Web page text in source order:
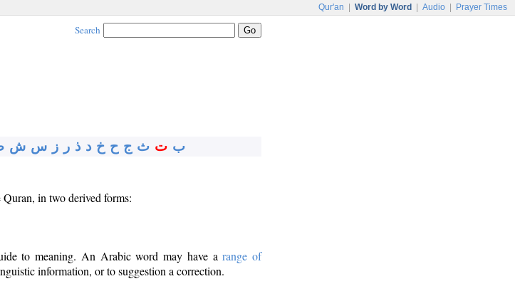
Qur'an Word by Word Audio Prayer Times
Search
ب ت ث ج ح خ د ذ ر ز س ش
in two derived forms:
to meaning. An Arabic word may have arange of
information, or to suggestion a correction.